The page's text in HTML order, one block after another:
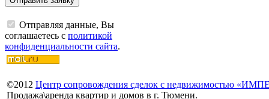
Отправляя данные, Вы
соглашаетесь с политикой
конфиденциальности сайта.
©2012 Центр сопровождения сделок с недвижимостью
Продажа\аренда квартир и домов в г. Тюмени.